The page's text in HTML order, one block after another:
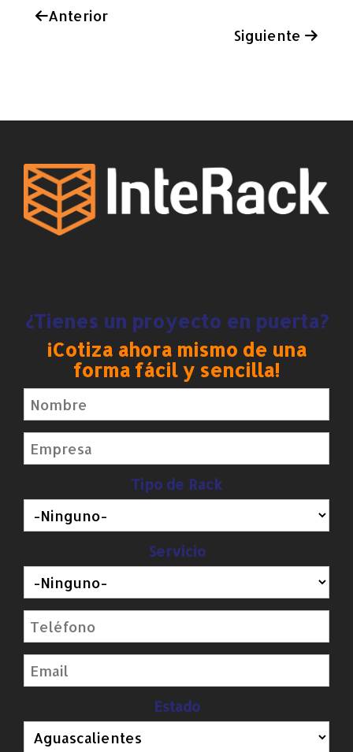
Anterior
Siguiente
¿Tienes un proyecto en puerta?
¡Cotiza ahora mismo de una
forma fácil y sencilla!
Tipo de Rack
Servicio
Estado